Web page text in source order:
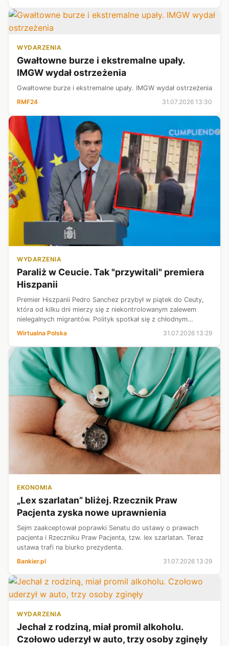
WYDARZENIA
Gwałtowne burze i ekstremalne upały.
IMGW wydał ostrzeżenia
Gwałtowne burze i ekstremalne upały. IMGW wydał ostrzeżenia
RMF24
31.07.2026 13:30
WYDARZENIA
Paraliż w Ceucie. Tak "przywitali" premiera
Hiszpanii
Premier Hiszpanii Pedro Sanchez przybył w piątek do Ceuty,
która od kilku dni mierzy się z niekontrolowanym zalewem
nielegalnych migrantów. Polityk spotkał się z chłodnym
przyjęciem mieszkańców miasta, którzy przywitali go
Wirtualna Polska 31.07.2026 13:29
EKONOMIA
„Lex szarlatan” bliżej. Rzecznik Praw
Pacjenta zyska nowe uprawnienia
Sejm zaakceptował poprawki Senatu do ustawy o prawach
pacjenta i Rzeczniku Praw Pacjenta, tzw. lex szarlatan. Teraz
ustawa trafi na biurko prezydenta.
Bankier.pl
31.07.2026 13:29
WYDARZENIA
Jechał z rodziną, miał promil alkoholu.
Czołowo uderzył w auto, trzy osoby zginęły